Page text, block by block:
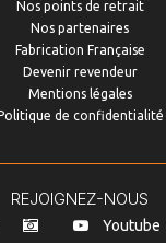
Nos points de retrait
Nos partenaires
Fabrication Française
Devenir revendeur
Mentions légales
Politique de confidentialité
REJOIGNEZ-NOUS
Youtube